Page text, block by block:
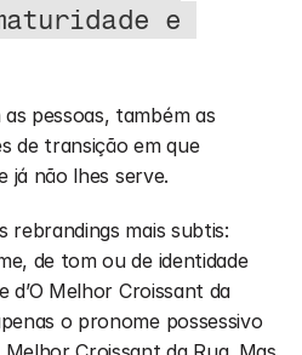
e
pessoas, também as
de transição em que
já não lhes serve.
rebrandings mais subtis:
de tom ou de identidade
d’O Melhor Croissant da
o pronome possessivo